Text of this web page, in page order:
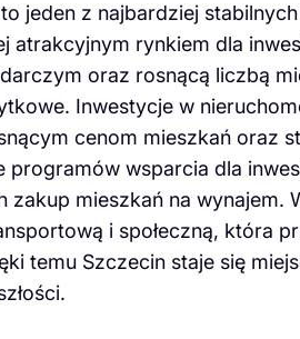
jeden z najbardziej
atrakcyjnym rynkiem dla
oraz rosnącą liczbą
Inwestycje w
cenom mieszkań oraz
programów wsparcia dla
zakup mieszkań na wynajem.
i społeczną, która
temu Szczecin staje się